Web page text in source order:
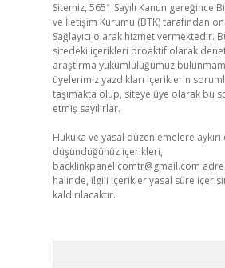
Sitemiz, 5651 Sayılı Kanun gereğince
ve İletişim Kurumu (BTK) tarafından
Sağlayıcı olarak hizmet vermektedir.
sitedeki içerikleri proaktif olarak
araştırma yükümlülüğümüz
üyelerimiz yazdıkları içeriklerin
taşımakta olup, siteye üye olarak bu
etmiş sayılırlar.
Hukuka ve yasal düzenlemelere
düşündüğünüz içerikleri,
backlinkpanelicomtr@gmail.com
halinde, ilgili içerikler yasal süre
kaldırılacaktır.